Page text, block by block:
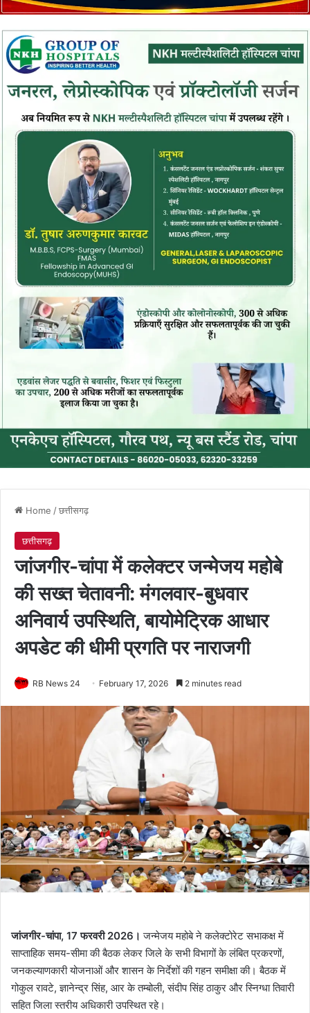
Home /छत्तीसगढ़
छत्तीसगढ़
जांजगीर-चांपा में कलेक्टर जन्मेजय महोबे
की सख्त चेतावनी: मंगलवार-बुधवार
अनिवार्य उपस्थिति, बायोमेट्रिक आधार
अपडेट की धीमी प्रगति पर नाराजगी
RB News 24 February 17, 2026 2 minutes read
जांजगीर-चांपा, 17 फरवरी 2026। जन्मेजय महोबे ने कलेक्टोरेट सभाकक्ष में
साप्ताहिक समय-सीमा की बैठक लेकर जिले के सभी विभागों के लंबित प्रकरणों,
जनकल्याणकारी योजनाओं और शासन के निर्देशों की गहन समीक्षा की। बैठक में
गोकुल रावटे, ज्ञानेन्द्र सिंह, आर के तम्बोली, संदीप सिंह ठाकुर और स्निग्धा तिवारी
सहित जिला स्तरीय अधिकारी उपस्थित रहे।